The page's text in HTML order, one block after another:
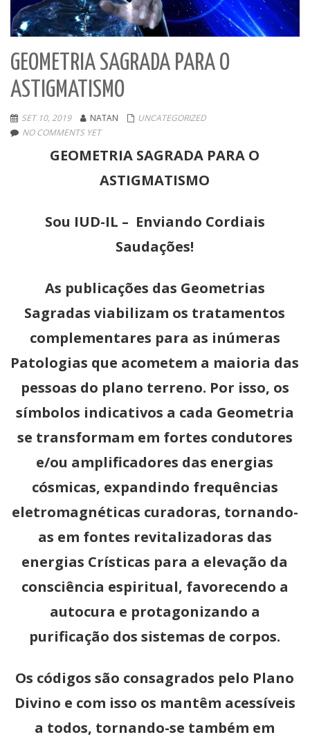
GEOMETRIA SAGRADA PARA O
ASTIGMATISMO
SET 10, 2019 NATAN
UNCATEGORIZED
NO COMMENTS YET
GEOMETRIA SAGRADA PARA O
ASTIGMATISMO
Sou IUD-IL – Enviando Cordiais
Saudações!
As publicações das Geometrias
Sagradas viabilizam os tratamentos
complementares para as inúmeras
Patologias que acometem a maioria das
pessoas do plano terreno. Por isso, os
símbolos indicativos a cada Geometria
se transformam em fortes condutores
e/ou amplificadores das energias
cósmicas, expandindo frequências
eletromagnéticas curadoras, tornando-
as em fontes revitalizadoras das
energias Crísticas para a elevação da
consciência espiritual, favorecendo a
autocura e protagonizando a
purificação dos sistemas de corpos.
Os códigos são consagrados pelo Plano
Divino e com isso os mantêm acessíveis
a todos, tornando-se também em